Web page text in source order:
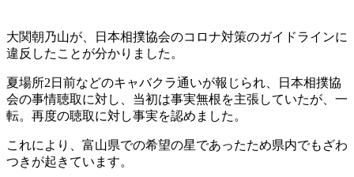
大関朝乃山が、日本相撲協会のコロナ対策のガイドラインに
違反したことが分かりました。
夏場所2日前などのキャバクラ通いが報じられ、日本相撲協
会の事情聴取に対し、当初は事実無根を主張していたが、一
転。再度の聴取に対し事実を認めました。
これにより、富山県での希望の星であったため県内でもざわ
つきが起きています。